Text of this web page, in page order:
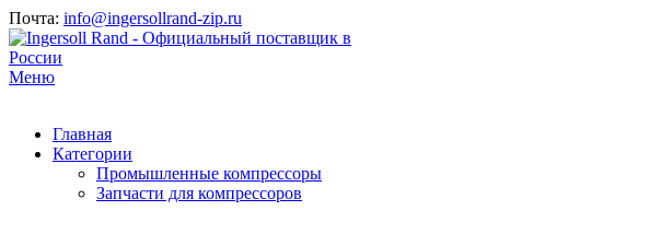
Почта: info@ingersollrand-zip.ru
Меню
Главная
Категории
Промышленные компрессоры
Запчасти для компрессоров